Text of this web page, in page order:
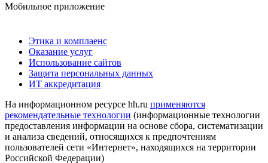
Мобильное приложение
Этика и комплаенс
Оказание услуг
Использование сайтов
Защита персональных данных
ИТ аккредитация
На информационном ресурсе hh.ru применяются
рекомендательные технологии (информационные технологии
предоставления информации на основе сбора, систематизации
и анализа сведений, относящихся к предпочтениям
пользователей сети «Интернет», находящихся на территории
Российской Федерации)